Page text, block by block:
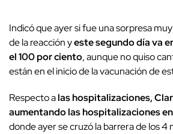
Indicó que ayer si fue una sorpresa
de la reacción yeste segundo día va
el 100 por ciento, aunque no quiso
están en el inicio de la vacunación de
Respecto alas hospitalizaciones,
aumentando las hospitalizaciones
donde ayer se cruzó la barrera de los 4